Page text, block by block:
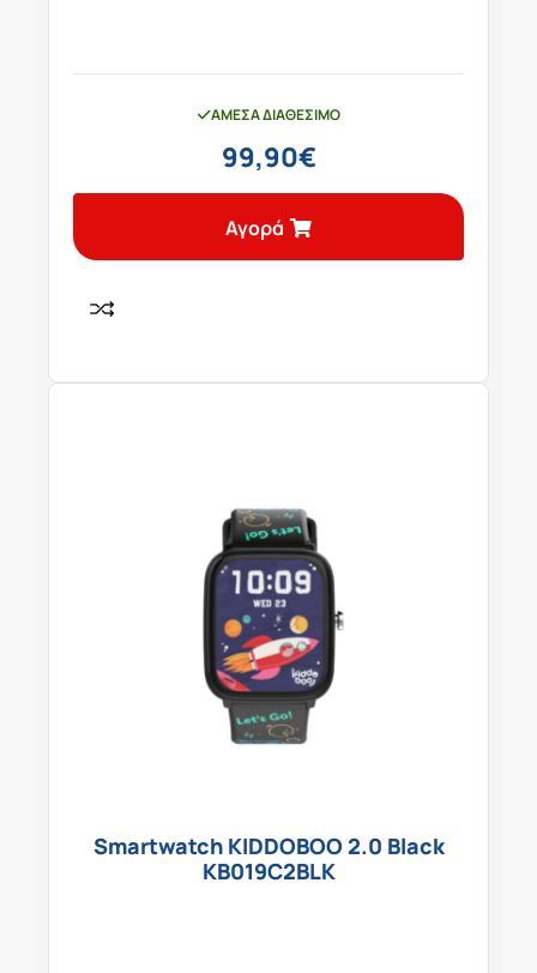
ΆΜΕΣΑ ΔΙΑΘΈΣΙΜΟ
99,90€
Αγορά
Smartwatch KIDDOBOO 2.0 Black
KB019C2BLK